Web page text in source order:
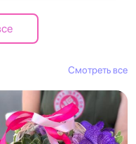
Смотреть все